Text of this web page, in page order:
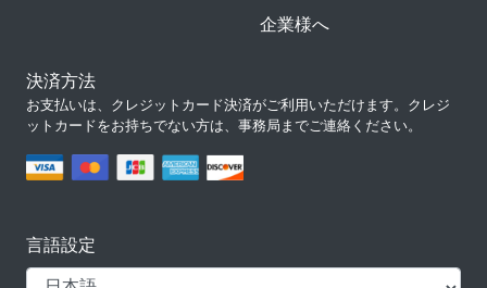
企業様へ
決済方法
お支払いは、クレジットカード決済がご利用いただけます。クレジ
ットカードをお持ちでない方は、事務局までご連絡ください。
言語設定